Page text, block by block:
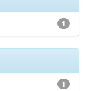
1
1